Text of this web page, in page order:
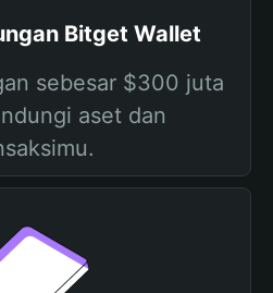
Bitget Wallet
sebesar $300 juta
aset dan